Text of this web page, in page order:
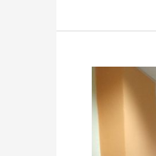
Επιμόρφωση
Νηπιαγωγών